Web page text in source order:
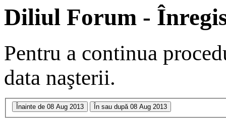
Diliul Forum -
Pentru a continua
data naşterii.